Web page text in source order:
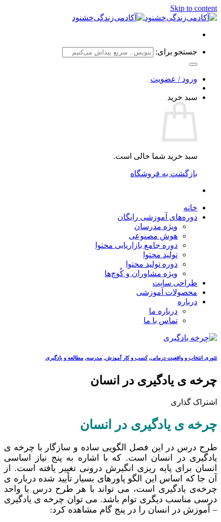
Skip to content
جستجو برای:
ورود / عضویت
سبد خرید
سبد خرید شما خالی است.
بازگشت به فروشگاه
خانه
دوره‌های آموزشی رایگان
ویژه مدرسان
هوش مصنوعی
دوره جامع بازاریابی محتوا
تولید محتوا
دوره تولید محتوا
ویژه مشاوران و کُوچ‌ها
طراحی سایت
محصولات آموزشی
درباره
درباره ما
تماس با ما
تئوری انتخاب و واقعیت درمانی,کسب و کار آموزش, مدرسه, مطالعه و یادگیری
چرخه ی یادگیری در انسان
اشتراک گذاری
چرخه ی یادگیری در انسان
طرح درس در این فصل الگویی ساده و سازگار با چرخه ی
یادگیری در انسان است. که با اشاره به پنج نیاز اساسی
انسان برای پایه ریزی انگیرش درونی تغییر یافته است. از
آن جا که اساس این الگو پاورهای بسیار تأیید شده درباره ی
چرخه‌ی یادگیری است، می تواند با هر طرح درس یا واحد
درسی مناسب دیگری توام باشد. می توان چرخه ی یادگیری
– آموزش در انسان را در پنج گام مشاهده کرد: